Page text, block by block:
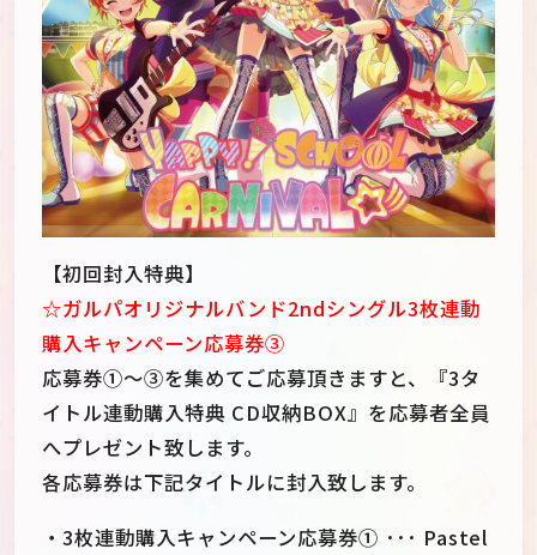
【初回封入特典】
☆ガルパオリジナルバンド2ndシングル3枚連動
購入キャンペーン応募券③
応募券①～③を集めてご応募頂きますと、『3タ
イトル連動購入特典 CD収納BOX』を応募者全員
へプレゼント致します。
各応募券は下記タイトルに封入致します。
・3枚連動購入キャンペーン応募券① ･･･ Pastel